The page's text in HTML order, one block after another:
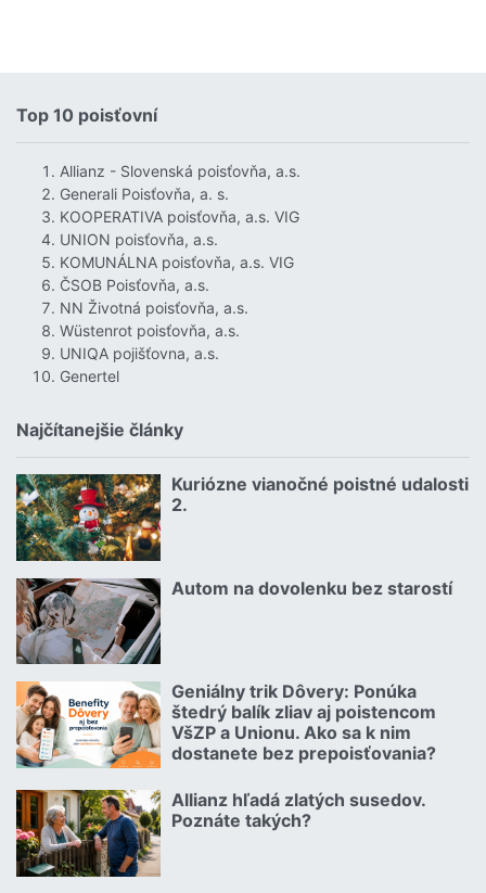
Top 10 poisťovní
Allianz - Slovenská poisťovňa, a.s.
Generali Poisťovňa, a. s.
KOOPERATIVA poisťovňa, a.s. VIG
UNION poisťovňa, a.s.
KOMUNÁLNA poisťovňa, a.s. VIG
ČSOB Poisťovňa, a.s.
NN Životná poisťovňa, a.s.
Wüstenrot poisťovňa, a.s.
UNIQA pojišťovna, a.s.
Genertel
Najčítanejšie články
Kuriózne vianočné poistné udalosti
2.
18.12.2024 | | redakcia
Autom na dovolenku bez starostí
02.07.2026 |
Geniálny trik Dôvery: Ponúka
štedrý balík zliav aj poistencom
VšZP a Unionu. Ako sa k nim
dostanete bez prepoisťovania?
06.07.2026 | | redakcia
Allianz hľadá zlatých susedov.
Poznáte takých?
08.07.2026 |